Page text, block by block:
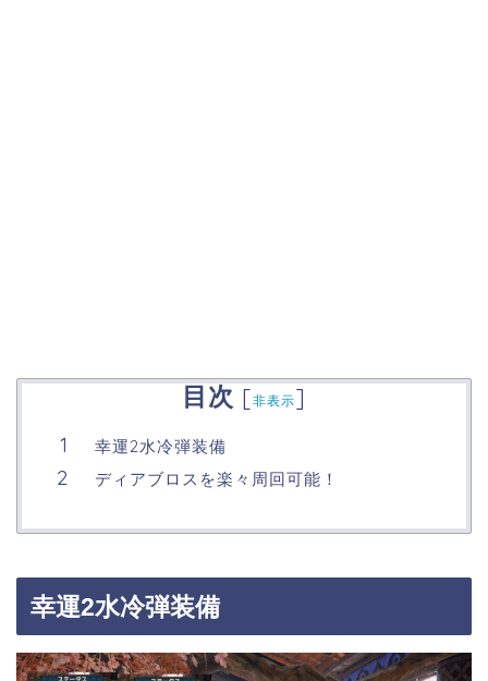
目次 [非表示]
幸運2水冷弾装備
ディアブロスを楽々周回可能！
幸運2水冷弾装備